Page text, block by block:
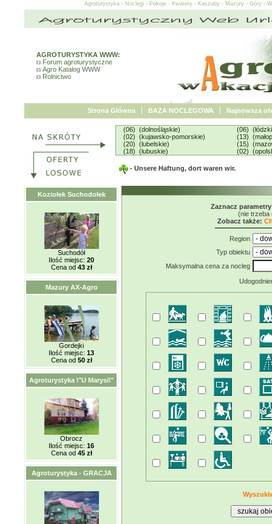
Agroturystyka - Noclegi - Pokoje - Kwatery - Kaszuby - Mazury - Góry -
AGROTURYSTYKA WWW:
Forum agroturystyczne
Agro Katalog WWW
Rolnictwo
Strona Główna BAZA NOCLEGOWA Najnowsza
(06) (dolnośląskie)
(02) (kujawsko-pomorskie)
(20) (lubelskie)
(18) (lubuskie)
(06)
(13)
(15)
(02)
- Unsere Haftung, dort waren wir.
Koziołek Suchodołek
Suchodół
Ilość miejsc: 20
Cena od 43 zł
Mazury AX-Agro
Gordejki
Ilość miejsc: 13
Cena od 50 zł
Agroturystyka \"U Marysi\"
Obrocz
Ilość miejsc: 16
Cena od 45 zł
Agroturystyka - GRACJA
Zaznacz
(nie trzeba
Zobacz także:
Region
Typ obiektu
Maksymalna cena za nocleg